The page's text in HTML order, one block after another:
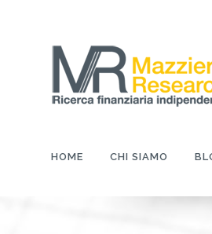
HOME CHI SIAMO